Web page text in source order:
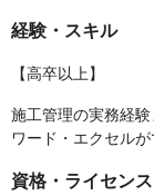
経験・スキル
【高卒以上】
施工管理の実務経
ワード・エクセル
資格・ライセンス